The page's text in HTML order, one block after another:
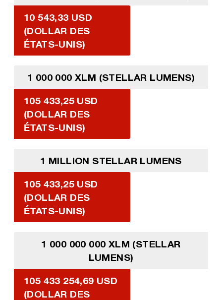
10 543,33 USD
(DOLLAR DES
ÉTATS-UNIS)
1 000 000 XLM (STELLAR LUMENS)
105 433,25 USD
(DOLLAR DES
ÉTATS-UNIS)
1 MILLION STELLAR LUMENS
105 433,25 USD
(DOLLAR DES
ÉTATS-UNIS)
1 000 000 000 XLM (STELLAR
LUMENS)
105 433 254,69 USD
(DOLLAR DES